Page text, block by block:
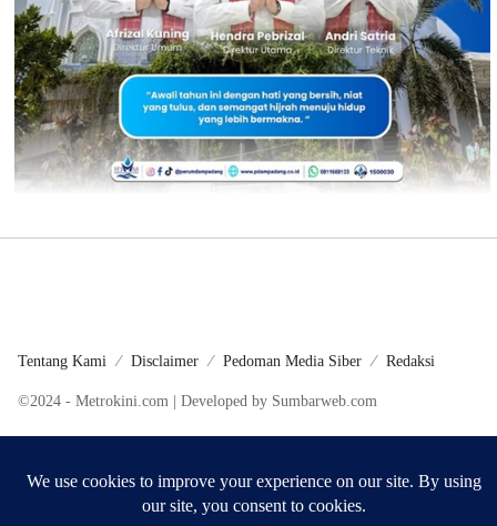
Tentang Kami Disclaimer Pedoman Media Siber Redaksi
©2024 - Metrokini.com | Developed by Sumbarweb.com